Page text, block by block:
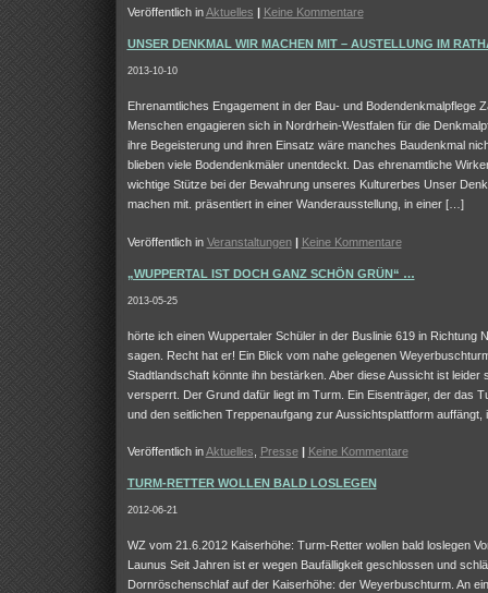
Veröffentlich inAktuelles | Keine Kommentare
UNSER DENKMAL WIR MACHEN MIT – AUSTELLUNG IM
2013-10-10
Ehrenamtliches Engagement in der Bau- und Bodendenkmalpflege
Menschen engagieren sich in Nordrhein-Westfalen für die
ihre Begeisterung und ihren Einsatz wäre manches Baudenkmal
blieben viele Bodendenkmäler unentdeckt. Das ehrenamtliche
wichtige Stütze bei der Bewahrung unseres Kulturerbes Unser
machen mit. präsentiert in einer Wanderausstellung, in einer […]
Veröffentlich in Veranstaltungen | Keine Kommentare
„WUPPERTAL IST DOCH GANZ SCHÖN GRÜN“ …
2013-05-25
hörte ich einen Wuppertaler Schüler in der Buslinie 619 in Richtung
sagen. Recht hat er! Ein Blick vom nahe gelegenen
Stadtlandschaft könnte ihn bestärken. Aber diese Aussicht ist leider
versperrt. Der Grund dafür liegt im Turm. Ein Eisenträger, der das
und den seitlichen Treppenaufgang zur Aussichtsplattform
Veröffentlich inAktuelles Presse Keine Kommentare
TURM-RETTER WOLLEN BALD LOSLEGEN
2012-06-21
WZ vom 21.6.2012 Kaiserhöhe: Turm-Retter wollen bald loslegen
Launus Seit Jahren ist er wegen Baufälligkeit geschlossen und
Dornröschenschlaf auf der Kaiserhöhe: der Weyerbuschturm. An